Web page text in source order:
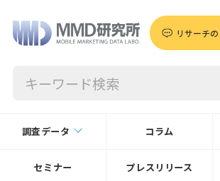
リサーチ
調査データ コラム
セミナー プレスリリース